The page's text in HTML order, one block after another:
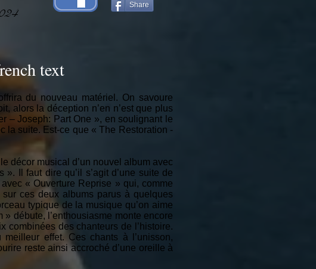
Share
text
du nouveau matériel. On savoure
alors la déception n’en n’est que plus
– Joseph: Part One », en soulignant le
la suite. Est-ce que « The Restoration -
décor musical d’un nouvel album avec
Il faut dire qu’il s’agit d’une suite de
« Ouverture Reprise » qui, comme
sur ces deux albums parus à quelques
typique de la musique qu’on aime
débute, l’enthousiasme monte encore
combinées des chanteurs de l’histoire.
effet. Ces chants à l’unisson,
reste ainsi accroché d’une oreille à